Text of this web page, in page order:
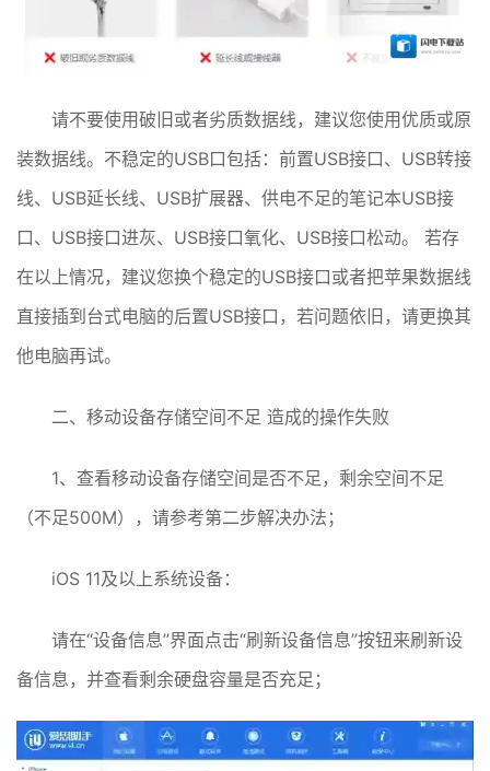
请不要使用破旧或者劣质数据线，建议您使用优质或原
装数据线。不稳定的USB口包括：前置USB接口、USB转接
线、USB延长线、USB扩展器、供电不足的笔记本USB接
口、USB接口进灰、USB接口氧化、USB接口松动。 若存
在以上情况，建议您换个稳定的USB接口或者把苹果数据线
直接插到台式电脑的后置USB接口，若问题依旧，请更换其
他电脑再试。
二、移动设备存储空间不足 造成的操作失败
1、查看移动设备存储空间是否不足，剩余空间不足
（不足500M），请参考第二步解决办法；
iOS 11及以上系统设备：
请在“设备信息”界面点击“刷新设备信息”按钮来刷新设
备信息，并查看剩余硬盘容量是否充足；